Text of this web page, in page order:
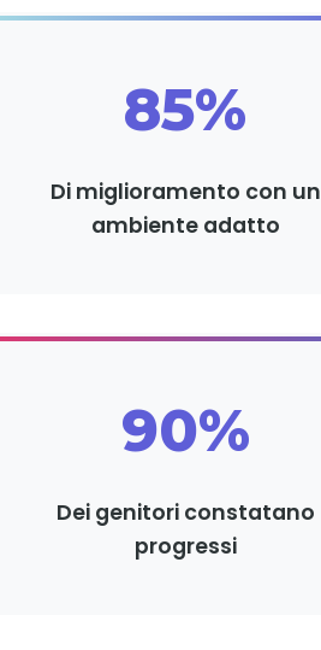
85%
Di miglioramento con un
ambiente adatto
90%
Dei genitori constatano
progressi